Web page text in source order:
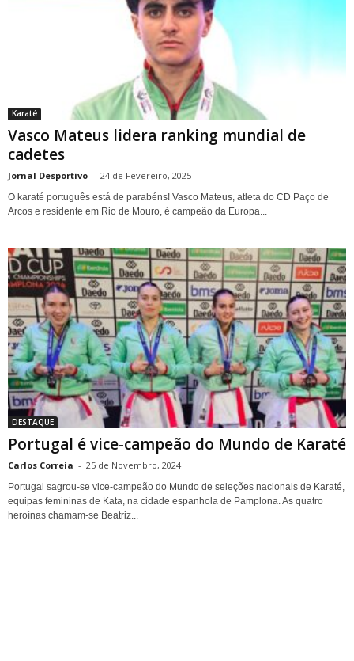
Karaté
Vasco Mateus lidera ranking mundial de
cadetes
Jornal Desportivo - 24 de Fevereiro, 2025
O karaté português está de parabéns! Vasco Mateus, atleta do CD Paço de
Arcos e residente em Rio de Mouro, é campeão da Europa...
DESTAQUE
Portugal é vice-campeão do Mundo de Karaté
Carlos Correia - 25 de Novembro, 2024
Portugal sagrou-se vice-campeão do Mundo de seleções nacionais de Karaté,
equipas femininas de Kata, na cidade espanhola de Pamplona. As quatro
heroínas chamam-se Beatriz...